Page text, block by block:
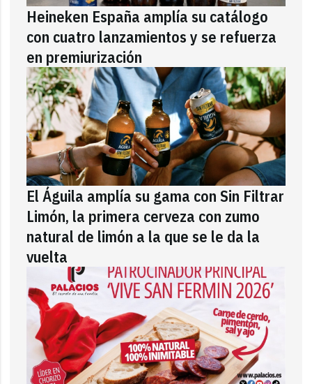
Heineken España amplía su catálogo
con cuatro lanzamientos y se refuerza
en premiurización
El Águila amplía su gama con Sin Filtrar
Limón, la primera cerveza con zumo
natural de limón a la que se le da la
vuelta